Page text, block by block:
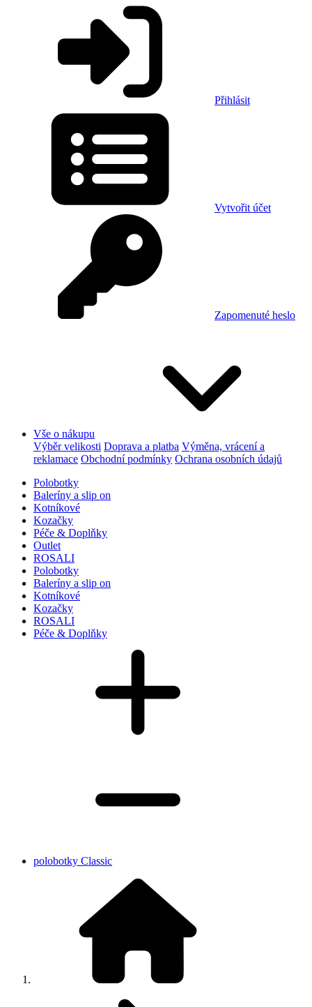
Přihlásit
Vytvořit účet
Zapomenuté heslo
Vše o nákupu
Výběr velikosti Doprava a platba Výměna, vrácení a
reklamace Obchodní podmínky Ochrana osobních údajů
Polobotky
Baleríny a slip on
Kotníkové
Kozačky
Péče & Doplňky
Outlet
ROSALI
Polobotky
Baleríny a slip on
Kotníkové
Kozačky
ROSALI
Péče & Doplňky
polobotky Classic